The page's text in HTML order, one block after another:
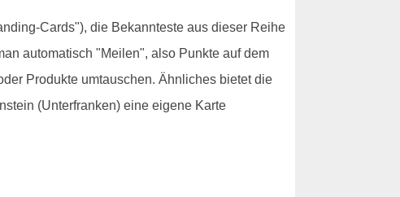
Cards"), die Bekannteste aus dieser Reihe
automatisch "Meilen", also Punkte auf dem
Produkte umtauschen. Ähnliches bietet die
(Unterfranken) eine eigene Karte